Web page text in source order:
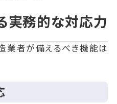
実務的な対応力
業者が備えるべき機能は